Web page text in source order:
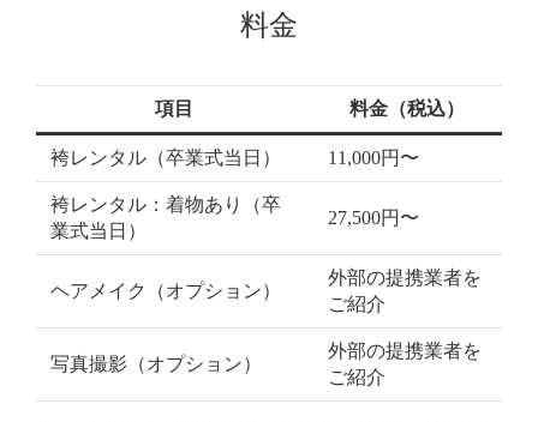
料金
項目 料金（税込）
袴レンタル（卒業式当日） 11,000円〜
袴レンタル：着物あり（卒
業式当日）
27,500円〜
ヘアメイク（オプション）
外部の提携業者を
ご紹介
写真撮影（オプション）
外部の提携業者を
ご紹介